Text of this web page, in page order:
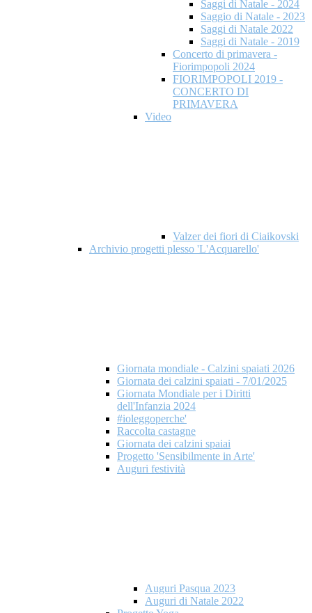
Saggi di Natale - 2024
Saggio di Natale - 2023
Saggi di Natale 2022
Saggi di Natale - 2019
Concerto di primavera -
Fiorimpopoli 2024
FIORIMPOPOLI 2019 -
CONCERTO DI
PRIMAVERA
Video
Valzer dei fiori di Ciaikovski
Archivio progetti plesso 'L'Acquarello'
Giornata mondiale - Calzini spaiati 2026
Giornata dei calzini spaiati - 7/01/2025
Giornata Mondiale per i Diritti
dell'Infanzia 2024
#ioleggoperche'
Raccolta castagne
Giornata dei calzini spaiai
Progetto 'Sensibilmente in Arte'
Auguri festività
Auguri Pasqua 2023
Auguri di Natale 2022